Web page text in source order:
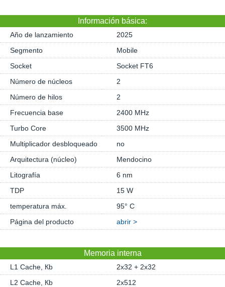
Información básica:
Año de lanzamiento
2025
Segmento
Mobile
Socket
Socket FT6
Número de núcleos
2
Número de hilos
2
Frecuencia base
2400 MHz
Turbo Core
3500 MHz
Multiplicador desbloqueado
no
Arquitectura (núcleo)
Mendocino
Litografía
6 nm
TDP
15 W
temperatura máx.
95° C
Página del producto
abrir >
Memoria interna
L1 Cache, Кb
2x32 + 2x32
L2 Cache, Кb
2x512